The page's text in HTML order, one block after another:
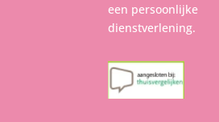
een persoonlijke
dienstverlening.